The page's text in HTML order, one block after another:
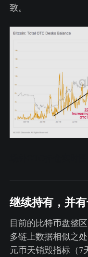
致。
继续持有，并
目前的比特币盘整
多链上数据相似之
元币天销毁指标（7